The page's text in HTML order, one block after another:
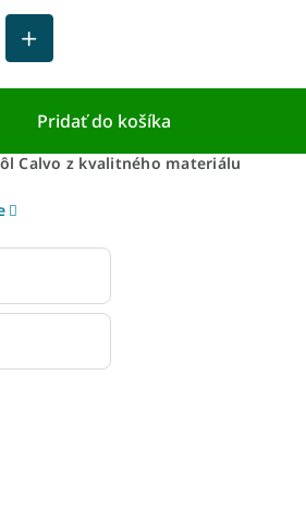
Pridať do košíka
Calvo z kvalitného materiálu